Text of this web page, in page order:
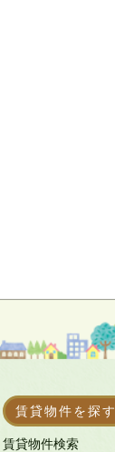
賃貸物件を探す
賃貸物件検索